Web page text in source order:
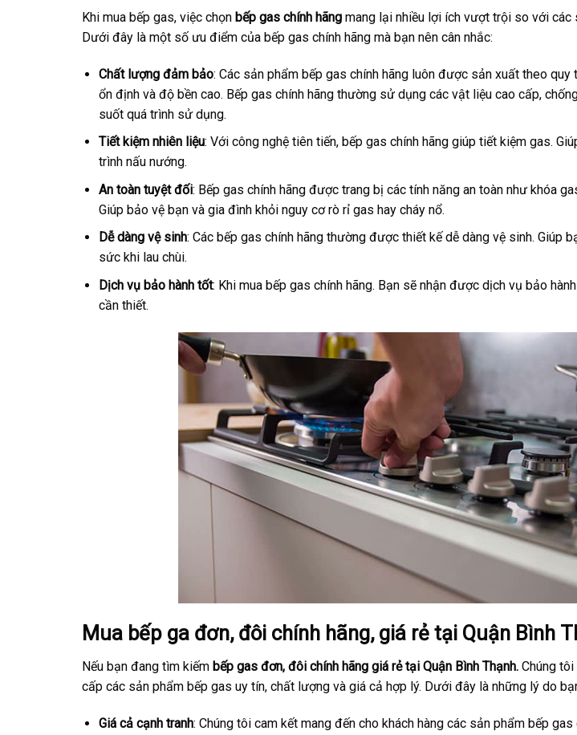
Khi mua bếp gas, việc chọn bếp gas chính hãng mang lại nhiều lợi ích vượt trội so với các
Dưới đây là một số ưu điểm của bếp gas chính hãng mà bạn nên cân nhắc:
Chất lượng đảm bảo: Các sản phẩm bếp gas chính hãng luôn được sản xuất theo
ổn định và độ bền cao. Bếp gas chính hãng thường sử dụng các vật liệu cao cấp,
suốt quá trình sử dụng.
Tiết kiệm nhiên liệu: Với công nghệ tiên tiến, bếp gas chính hãng giúp tiết kiệm gas.
trình nấu nướng.
An toàn tuyệt đối: Bếp gas chính hãng được trang bị các tính năng an toàn như khóa
Giúp bảo vệ bạn và gia đình khỏi nguy cơ rò rỉ gas hay cháy nổ.
Dễ dàng vệ sinh: Các bếp gas chính hãng thường được thiết kế dễ dàng vệ sinh. Giúp
sức khi lau chùi.
Dịch vụ bảo hành tốt: Khi mua bếp gas chính hãng. Bạn sẽ nhận được dịch vụ bảo
cần thiết.
Mua bếp ga đơn, đôi chính hãng, giá rẻ tại Quận Bình
Nếu bạn đang tìm kiếm bếp gas đơn, đôi chính hãng giá rẻ tại Quận Bình Thạnh. Chúng
cấp các sản phẩm bếp gas uy tín, chất lượng và giá cả hợp lý. Dưới đây là những lý do
Giá cả cạnh tranh: Chúng tôi cam kết mang đến cho khách hàng các sản phẩm bếp